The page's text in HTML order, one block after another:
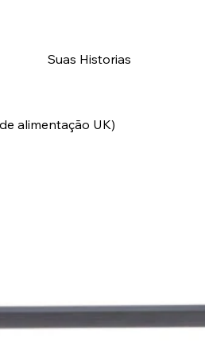
Suas Historias
alimentação UK)